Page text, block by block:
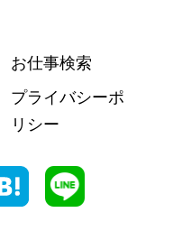
お仕事検索
プライバシーポ
リシー